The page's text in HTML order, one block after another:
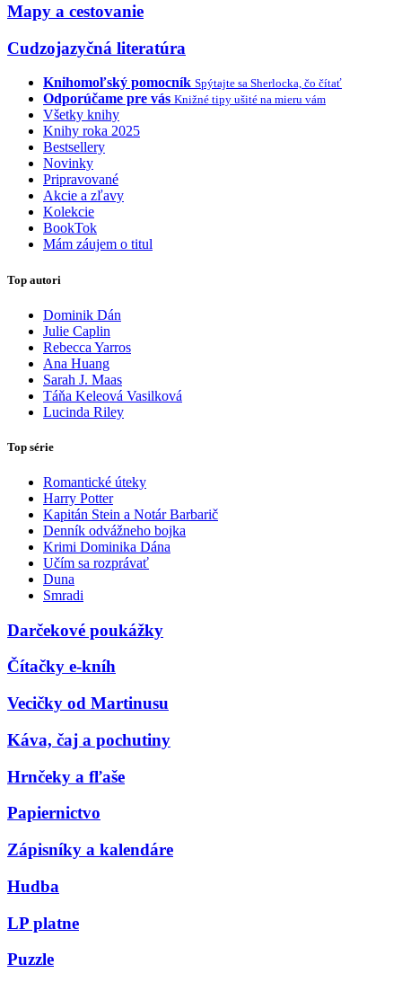
Mapy a cestovanie
Cudzojazyčná literatúra
Knihomoľský pomocník Spýtajte sa Sherlocka, čo čítať
Odporúčame pre vás Knižné tipy ušité na mieru vám
Všetky knihy
Knihy roka 2025
Bestsellery
Novinky
Pripravované
Akcie a zľavy
Kolekcie
BookTok
Mám záujem o titul
Top autori
Dominik Dán
Julie Caplin
Rebecca Yarros
Ana Huang
Sarah J. Maas
Táňa Keleová Vasilková
Lucinda Riley
Top série
Romantické úteky
Harry Potter
Kapitán Stein a Notár Barbarič
Denník odvážneho bojka
Krimi Dominika Dána
Učím sa rozprávať
Duna
Smradi
Darčekové poukážky
Čítačky e-kníh
Vecičky od Martinusu
Káva, čaj a pochutiny
Hrnčeky a fľaše
Papiernictvo
Zápisníky a kalendáre
Hudba
LP platne
Puzzle